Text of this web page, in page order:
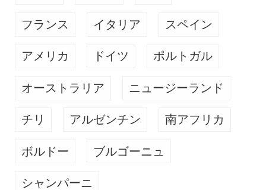
フランス イタリア スペイン
アメリカ ドイツ ポルトガル
オーストラリア ニュージーランド
チリ アルゼンチン 南アフリカ
ボルドー ブルゴーニュ
シャンパーニ